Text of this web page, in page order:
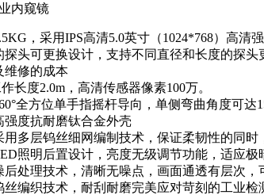
内窥镜
，采用IPS高清5.0英寸（1024*768）高清
头可更换设计，支持不同直径和长度的探头
维修的成本
长度2.0m，高清传感器像素100万。
全方位单手指摇杆导向，单侧弯曲角度可达
强度抗耐磨钛合金外壳
用多层钨丝细网编制技术，保证柔韧性的同时
照明后置设计，亮度无级调节功能，适应极
后处理技术，清晰无噪点，画面通透有层次
丝编织技术，耐刮耐磨完美应对苛刻的工业检